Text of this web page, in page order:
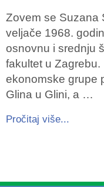
Zovem se Suzana
veljače 1968.
osnovnu i srednju
fakultet u
ekonomske grupe
Glina u Glini, a …
Pročitaj više...